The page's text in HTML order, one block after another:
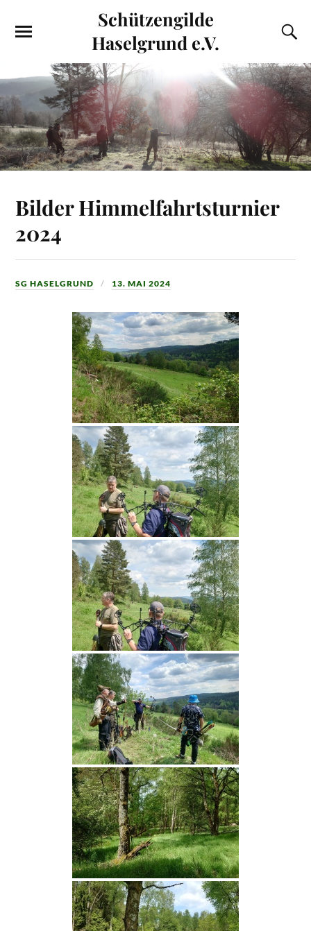
Schützengilde
Haselgrund e.V.
Bilder Himmelfahrtsturnier
2024
SG HASELGRUND 13. MAI 2024